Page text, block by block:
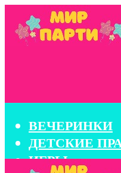
ВЕЧЕРИНКИ
ДЕТСКИЕ
ИГРЫ